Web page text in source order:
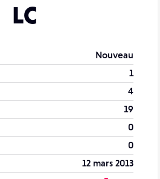
LC
Nouveau
1
4
19
0
0
12 mars 2013